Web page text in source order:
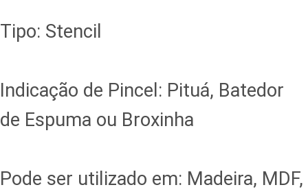
Tipo: Stencil
Indicação de Pincel: Pituá, Batedor
de Espuma ou Broxinha
Pode ser utilizado em: Madeira, MDF,